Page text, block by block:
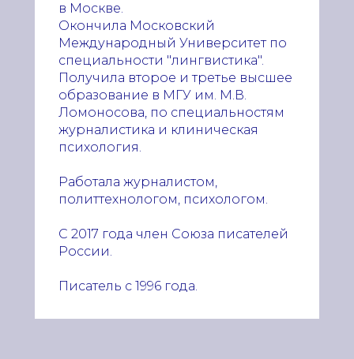
в Москве.
Окончила Московский
Международный Университет по
специальности "лингвистика".
Получила второе и третье высшее
образование в МГУ им. М.В.
Ломоносова, по специальностям
журналистика и клиническая
психология.
Работала журналистом,
политтехнологом, психологом.
С 2017 года член Союза писателей
России.
Писатель с 1996 года.